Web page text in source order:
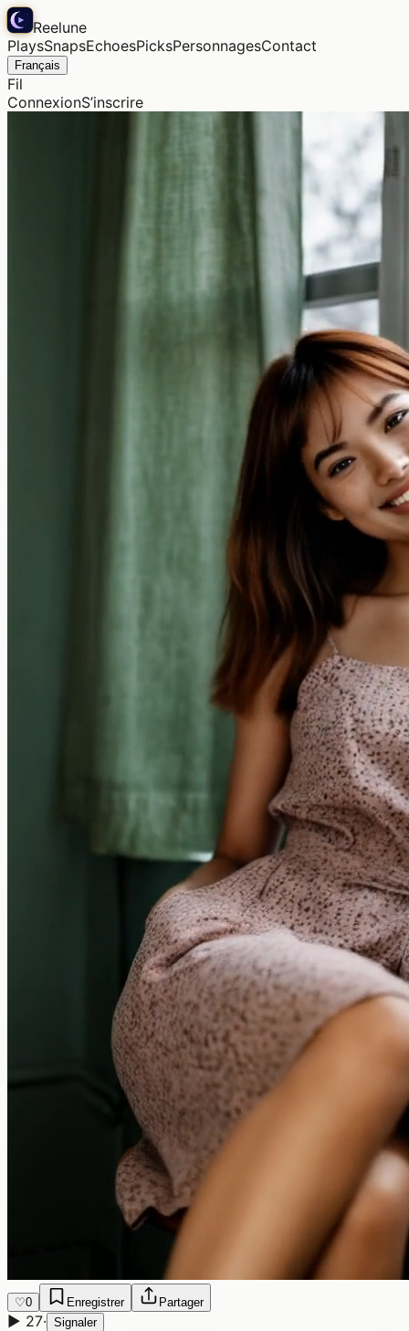
Reelune
PlaysSnapsEchoesPicksPersonnagesContact
Français
Fil
ConnexionS’inscrire
♡0 Enregistrer Partager
▶ 27· Signaler